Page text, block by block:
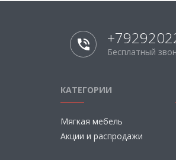
Бесплатный
КАТЕГОРИИ
Мягкая мебель
Акции и распродажи